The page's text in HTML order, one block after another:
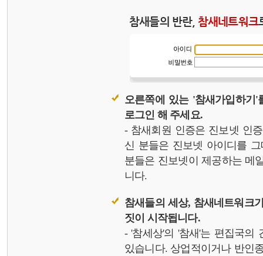
참새들의 반란, 참새네트워크
오른쪽에 있는 '참새가입하기
로그인 해 주세요.
- 참새회원 인증은 진보넷 인
신 분들은 진보넷 아이디를
분들은 진보넷이 제공하는 메
니다.
참새들의 세상, 참새네트워크
짓이 시작됩니다.
- '참세상'의 '참새'는 편집국의
있습니다. 상업적이거나 반인